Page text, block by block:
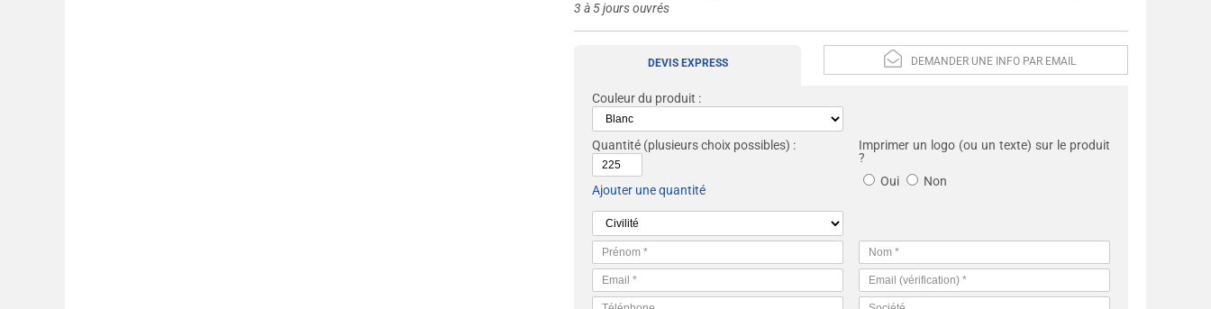
3 à 5 jours ouvrés
DEMANDER UNE INFO PAR EMAIL
DEVIS EXPRESS
Couleur du produit :
Quantité (plusieurs choix possibles) :
Ajouter une quantité
Imprimer un logo (ou un texte) sur le produit
?
Oui
Non